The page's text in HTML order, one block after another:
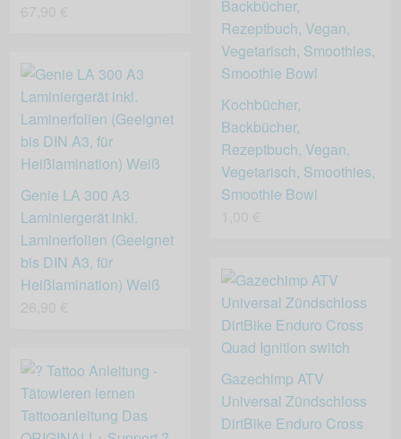
Kochbücher,
Backbücher,
Rezeptbuch, Vegan,
Vegetarisch, Smoothies,
Smoothie Bowl
Genie LA 300 A3
Laminiergerät inkl.
Laminerfolien (Geeignet
bis DIN A3, für
Heißlamination) Weiß
Gazechimp ATV
Universal Zündschloss
DirtBike Enduro Cross